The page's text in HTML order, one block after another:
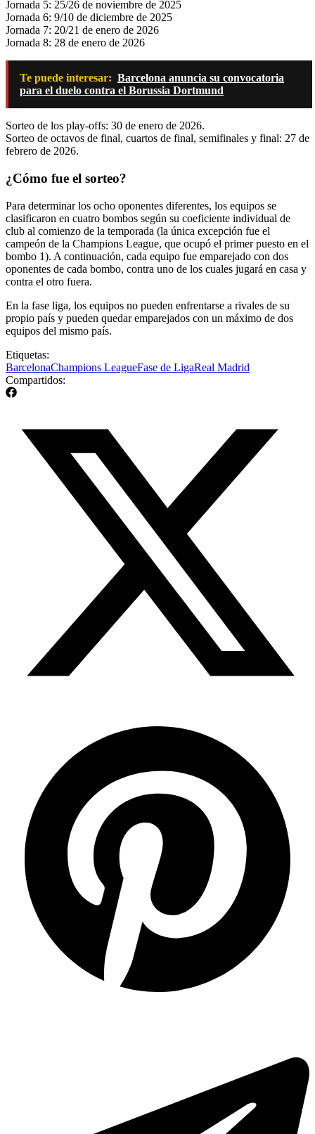
Jornada 5: 25/26 de noviembre de 2025
Jornada 6: 9/10 de diciembre de 2025
Jornada 7: 20/21 de enero de 2026
Jornada 8: 28 de enero de 2026
Te puede interesar: Barcelona anuncia su convocatoria
para el duelo contra el Borussia Dortmund
Sorteo de los play-offs: 30 de enero de 2026.
Sorteo de octavos de final, cuartos de final, semifinales y final: 27 de
febrero de 2026.
¿Cómo fue el sorteo?
Para determinar los ocho oponentes diferentes, los equipos se
clasificaron en cuatro bombos según su coeficiente individual de
club al comienzo de la temporada (la única excepción fue el
campeón de la Champions League, que ocupó el primer puesto en el
bombo 1). A continuación, cada equipo fue emparejado con dos
oponentes de cada bombo, contra uno de los cuales jugará en casa y
contra el otro fuera.
En la fase liga, los equipos no pueden enfrentarse a rivales de su
propio país y pueden quedar emparejados con un máximo de dos
equipos del mismo país.
Etiquetas:
BarcelonaChampions LeagueFase de LigaReal Madrid
Compartidos: